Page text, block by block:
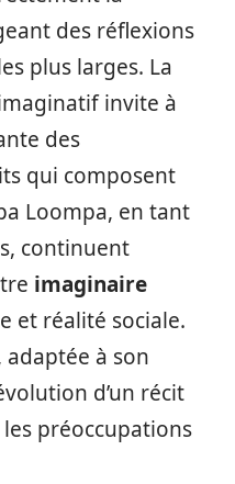
des réflexions
plus larges. La
invite à
des
qui composent
Loompa, en tant
continuent
imaginaire
et réalité sociale.
à son
d’un récit
préoccupations